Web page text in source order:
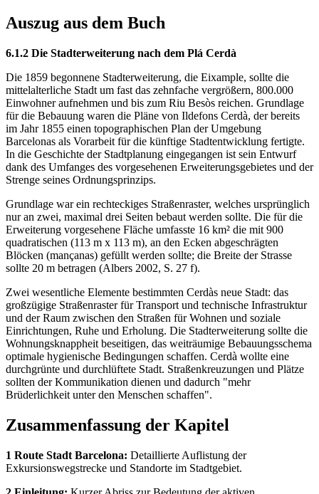
Auszug aus dem Buch
6.1.2 Die Stadterweiterung nach dem Plá Cerdà
Die 1859 begonnene Stadterweiterung, die Eixample, sollte die
mittelalterliche Stadt um fast das zehnfache vergrößern, 800.000
Einwohner aufnehmen und bis zum Riu Besòs reichen. Grundlage
für die Bebauung waren die Pläne von Ildefons Cerdà, der bereits
im Jahr 1855 einen topographischen Plan der Umgebung
Barcelonas als Vorarbeit für die künftige Stadtentwicklung fertigte.
In die Geschichte der Stadtplanung eingegangen ist sein Entwurf
dank des Umfanges des vorgesehenen Erweiterungsgebietes und der
Strenge seines Ordnungsprinzips.
Grundlage war ein rechteckiges Straßenraster, welches ursprünglich
nur an zwei, maximal drei Seiten bebaut werden sollte. Die für die
Erweiterung vorgesehene Fläche umfasste 16 km² die mit 900
quadratischen (113 m x 113 m), an den Ecken abgeschrägten
Blöcken (mançanas) gefüllt werden sollte; die Breite der Strasse
sollte 20 m betragen (Albers 2002, S. 27 f).
Zwei wesentliche Elemente bestimmten Cerdàs neue Stadt: das
großzügige Straßenraster für Transport und technische Infrastruktur
und der Raum zwischen den Straßen für Wohnen und soziale
Einrichtungen, Ruhe und Erholung. Die Stadterweiterung sollte die
Wohnungsknappheit beseitigen, das weiträumige Bebauungsschema
optimale hygienische Bedingungen schaffen. Cerdà wollte eine
durchgrünte und durchlüftete Stadt. Straßenkreuzungen und Plätze
sollten der Kommunikation dienen und dadurch "mehr
Brüderlichkeit unter den Menschen schaffen".
Zusammenfassung der Kapitel
1 Route Stadt Barcelona: Detaillierte Auflistung der
Exkursionswegstrecke und Standorte im Stadtgebiet.